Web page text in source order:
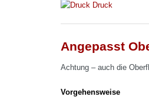
Druck
Angepasst
Achtung – auch die
Vorgehensweise